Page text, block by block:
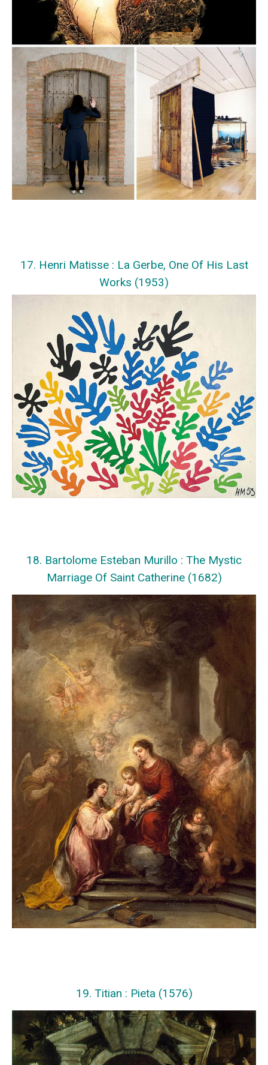
17. Henri Matisse : La Gerbe, One Of His Last
Works (1953)
18. Bartolome Esteban Murillo : The Mystic
Marriage Of Saint Catherine (1682)
19. Titian : Pieta (1576)